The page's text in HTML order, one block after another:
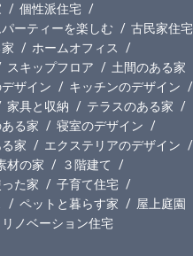
個性派住宅
ーティーを楽しむ
古民家住宅
ホームオフィス
スキップフロア
土間のある家
ザイン
キッチンのデザイン
家具と収納
テラスのある家
る家
寝室のデザイン
家
エクステリアのデザイン
材の家
３階建て
た家
子育て住宅
ペットと暮らす家
屋上庭園
リノベーション住宅